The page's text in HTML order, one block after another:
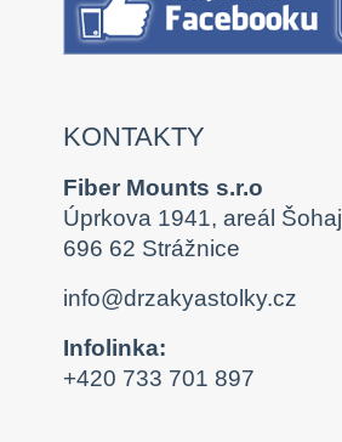
KONTAKTY
Fiber Mounts s.r.o
Úprkova 1941, areál Šohaj
696 62 Strážnice
info@drzakyastolky.cz
Infolinka:
+420 733 701 897